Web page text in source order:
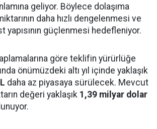
geliyor. Böylece dolaşıma
daha hızlı dengelenmesi ve
yapısının güçlenmesi hedefleniyor.
göre teklifin yürürlüğe
önümüzdeki altı yıl içinde yaklaşık
daha az piyasaya sürülecek. Mevcut
değeri yaklaşık 1,39 milyar dolar